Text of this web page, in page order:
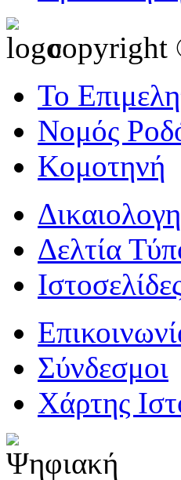
copyright
Το
Νομός
Κομοτηνή
Δελτία
Σύνδεσμοι
Χάρτης